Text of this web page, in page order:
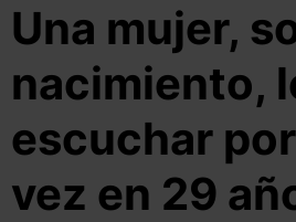
Una mujer,
nacimiento,
escuchar
vez en 29